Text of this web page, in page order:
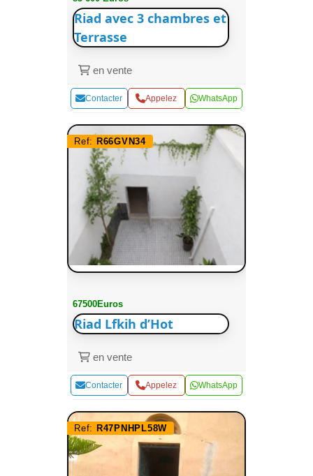
Riad avec 3 chambres et
Terrasse
en vente
Contacter Appelez WhatsApp
Ref: R66GVN34
67500Euros
Riad Lfkih d’Hot
en vente
Contacter Appelez WhatsApp
Ref: R47PNHPL58W